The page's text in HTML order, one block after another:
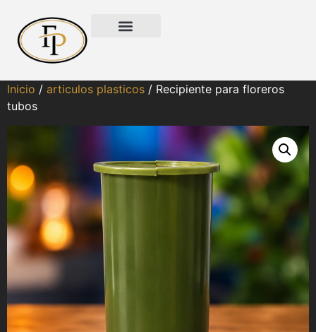
Inicio / articulos plasticos / Recipiente para floreros
tubos